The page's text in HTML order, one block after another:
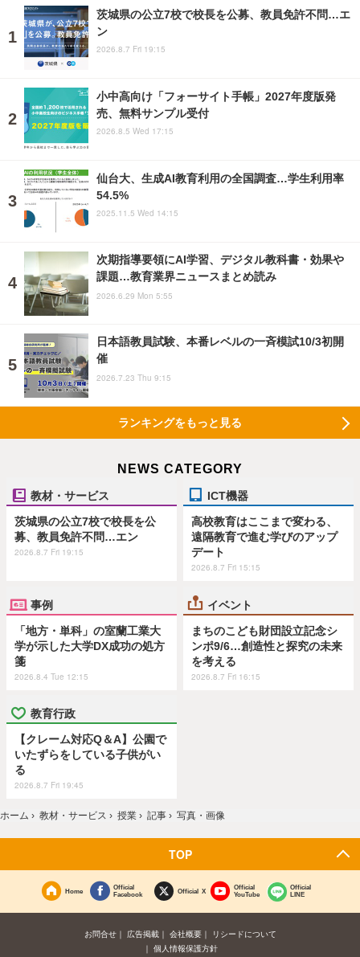
茨城県の公立7校で校長を公募、教員免許不問…エ
ン
2026.8.7 Fri 19:15
小中高向け「フォーサイト手帳」2027年度版発
売、無料サンプル受付
2026.8.5 Wed 17:15
仙台大、生成AI教育利用の全国調査…学生利用率
54.5%
2025.11.5 Wed 14:15
次期指導要領にAI学習、デジタル教科書・効果や
課題…教育業界ニュースまとめ読み
2026.6.29 Mon 5:55
日本語教員試験、本番レベルの一斉模試10/3初開
催
2026.7.23 Thu 9:15
ランキングをもっと見る
NEWS CATEGORY
教材・サービス
茨城県の公立7校で校長を公
募、教員免許不問…エン
2026.8.7 Fri 19:15
ICT機器
高校教育はここまで変わる、
遠隔教育で進む学びのアップ
デート
2026.8.7 Fri 15:15
事例
「地方・単科」の室蘭工業大
学が示した大学DX成功の処方
箋
2026.8.4 Tue 12:15
イベント
まちのこども財団設立記念シ
ンポ9/6…創造性と探究の未来
を考える
2026.8.7 Fri 16:15
教育行政
【クレーム対応Q＆A】公園で
いたずらをしている子供がい
る
2026.8.7 Fri 19:45
ホーム › 教材・サービス › 授業 › 記事 › 写真・画像
TOP
Home
Official
Facebook
Official X
Official
YouTube
Official
LINE
お問合せ 広告掲載 会社概要
リシードについて
個人情報保護方針